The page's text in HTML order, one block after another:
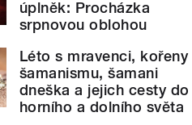
úplněk: Procházka
srpnovou oblohou
Léto s mravenci, kořeny
šamanismu, šamani
dneška a jejich cesty do
horního a dolního světa